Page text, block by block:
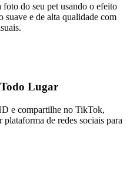
do seu pet usando o efeito
e de alta qualidade com
Lugar
e compartilhe no TikTok,
de redes sociais para